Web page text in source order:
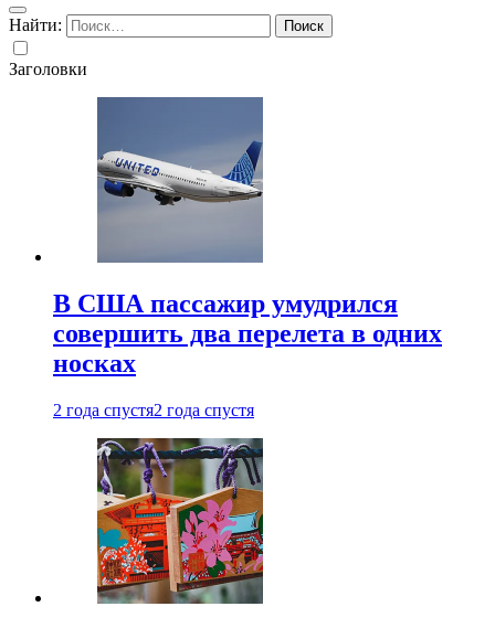
Найти:
Заголовки
В США пассажир умудрился
совершить два перелета в одних
носках
2 года спустя2 года спустя